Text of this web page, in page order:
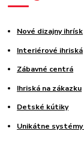
Nové dizajny ihrísk
Interiérové ihriská
Zábavné centrá
Ihriská na zákazku
Detské kútiky
Unikátne